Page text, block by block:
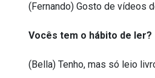
(Fernando) Gosto de vídeos
Vocês tem o hábito de ler?
(Bella) Tenho, mas só leio